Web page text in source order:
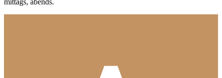
mittags, abends.